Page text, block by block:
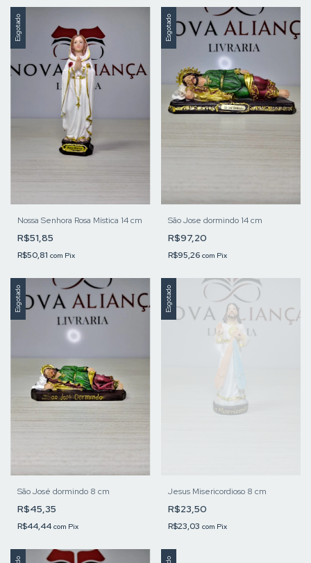
Esgotado
Nossa Senhora Rosa Mística 14 cm
R$51,85
R$50,81 com Pix
Esgotado
São Jose dormindo 14 cm
R$97,20
R$95,26 com Pix
Esgotado
São José dormindo 8 cm
R$45,35
R$44,44 com Pix
Esgotado
Jesus Misericordioso 8 cm
R$23,50
R$23,03 com Pix